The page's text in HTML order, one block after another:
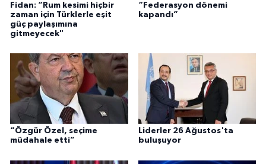
Fidan: “Rum kesimi hiçbir
zaman için Türklerle eşit
güç paylaşımına
gitmeyecek"
“Federasyon dönemi
kapandı”
“Özgür Özel, seçime
müdahale etti”
Liderler 26 Ağustos'ta
buluşuyor